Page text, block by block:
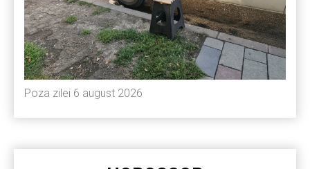
Poza zilei 6 august 2026